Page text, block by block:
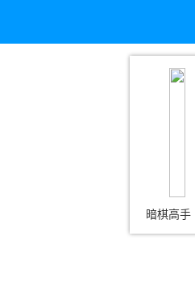
暗棋高手